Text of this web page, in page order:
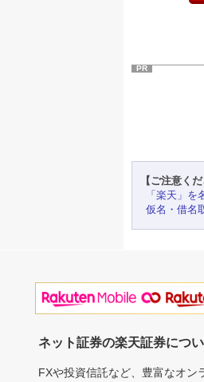
PR
【ご注意くだ
「楽天」
仮名・借名
ネット証券の楽天証券につ
FXや投資信託など、豊富なオン